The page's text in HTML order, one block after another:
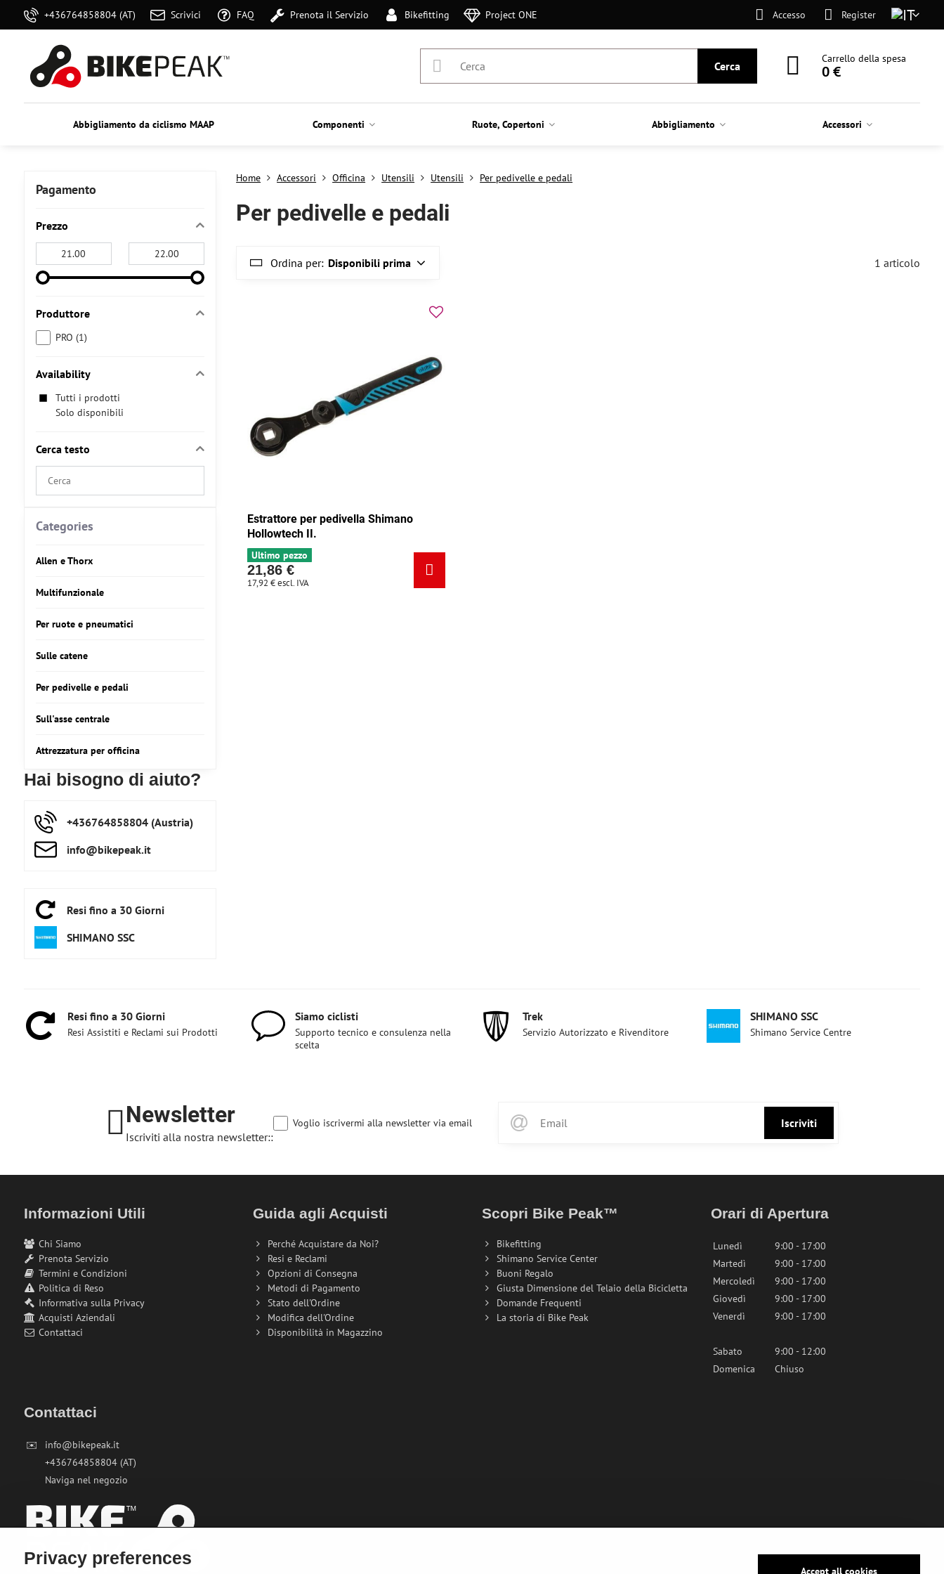
+436764858804 (AT) Scrivici FAQ Prenota il Servizio Bikefitting Project ONE Accesso Register
Cerca
Carrello della spesa
0 €
Abbigliamento da ciclismo MAAP Componenti Ruote, Copertoni Abbigliamento Accessori
Home Accessori Officina Utensili Utensili Per pedivelle e pedali
Per pedivelle e pedali
Ordina per: Disponibili prima 1 articolo
Estrattore per pedivella Shimano
Hollowtech II.
Ultimo pezzo
21,86 €
17,92 €escl. IVA
Pagamento
Prezzo
From:
Produttore
PRO (1)
Availability
Tutti i prodotti
Solo disponibili
Cerca testo
Search
by
Hai bisogno di aiuto?
+436764858804 (Austria)
info​@bikepeak​.it
Resi fino a 30 Giorni
SHIMANO SSC
Categories
Allen e Thorx
Multifunzionale
Per ruote e pneumatici
Sulle catene
Per pedivelle e pedali
Sull'asse centrale
Attrezzatura per officina
Resi fino a 30 Giorni
Resi Assistiti e Reclami sui Prodotti
Siamo ciclisti
Supporto tecnico e consulenza nella
scelta
Trek
Servizio Autorizzato e Rivenditore
SHIMANO SSC
Shimano Service Centre
Newsletter
Iscriviti alla nostra newsletter::
Iscriviti
Voglio iscrivermi alla newsletter via email
Informazioni Utili
Chi Siamo
Prenota Servizio
Termini e Condizioni
Politica di Reso
Informativa sulla Privacy
Acquisti Aziendali
Contattaci
Guida agli Acquisti
Perché Acquistare da Noi?
Resi e Reclami
Opzioni di Consegna
Metodi di Pagamento
Stato dell'Ordine
Modifica dell'Ordine
Disponibilità in Magazzino
Scopri Bike Peak™
Bikefitting
Shimano Service Center
Buoni Regalo
Giusta Dimensione del Telaio della Bicicletta
Domande Frequenti
La storia di Bike Peak
Orari di Apertura
Lunedì
9:00 - 17:00
Martedì
9:00 - 17:00
Mercoledì
9:00 - 17:00
Giovedì
9:00 - 17:00
Venerdì
9:00 - 17:00
Sabato
9:00 - 12:00
Domenica
Chiuso
Contattaci
✉️
info@bikepeak.it
+436764858804 (AT)
Naviga nel negozio
Privacy preferences
Accept all cookies